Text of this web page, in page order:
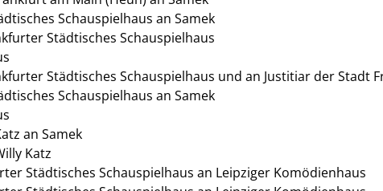
Schauspielhaus an Samek
Städtisches Schauspielhaus
Städtisches Schauspielhaus und an Justitiar der Stadt
Schauspielhaus an Samek
an Samek
Katz
Städtisches Schauspielhaus an Leipziger Komödienhaus